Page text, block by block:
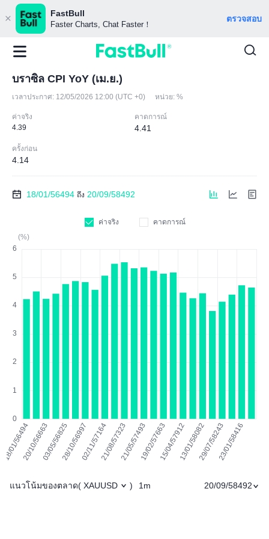
FastBull
Faster Charts, Chat Faster！
ตรวจสอบ
บราซิล CPI YoY (เม.ย.)
เวลาประกาศ: 12/05/2026 12:00 (UTC +0) หน่วย: %
ค่าจริง
4.39
คาดการณ์
4.41
ครั้งก่อน
4.14
18/01/56494 ถึง 20/09/58492
ค่าจริง
คาดการณ์
(%)
แนวโน้มของตลาด( XAUUSD ) 1m 20/09/58492